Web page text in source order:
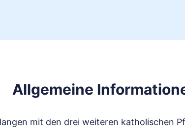
Allgemeine
mit den drei weiteren katholischen